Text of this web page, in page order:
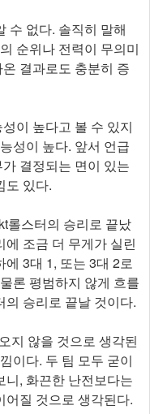
수 없다. 솔직히 말해
순위나 전력이 무의미
결과로도 충분히 증
이 높다고 볼 수 있지
성이 높다. 앞서 언급
결정되는 면이 있는
도 있다.
롤스터의 승리로 끝났
조금 더 무게가 실린
3대 1, 또는 3대 2로
론 평범하지 않게 흐를
의 승리로 끝날 것이다.
지 않을 것으로 생각된
이다. 두 팀 모두 굳이
니, 화끈한 난전보다는
어질 것으로 생각된다.​